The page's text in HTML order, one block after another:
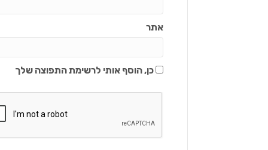
אתר
כן, הוסף אותי לרשימת התפוצה שלך